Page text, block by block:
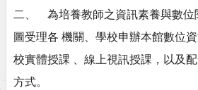
二、 為培養教師之資訊素養與數位
圖受理各 機關、學校申辦本館數位
校實體授課 、線上視訊授課，以及
方式。